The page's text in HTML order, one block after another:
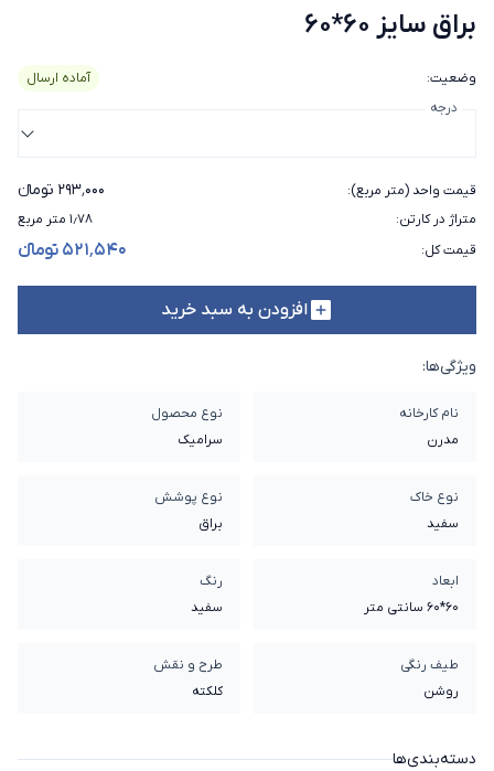
براق سایز 60*60
وضعیت:
آماده ارسال
درجه
قیمت واحد (متر مربع): ۲۹۳٬۰۰۰ تومانء
متراژ در کارتن:
۱٫۷۸ متر مربع
قیمت کل: ۵۲۱٬۵۴۰ تومانء
افزودن به سبد خرید
ویژگی‌ها:
نام کارخانه
مدرن
نوع محصول
سرامیک
نوع خاک
سفيد
نوع پوشش
براق
ابعاد
60*60 سانتی متر
رنگ
سفید
طیف رنگی
روشن
طرح و نقش
کلکته
دسته‌بندی‌ها